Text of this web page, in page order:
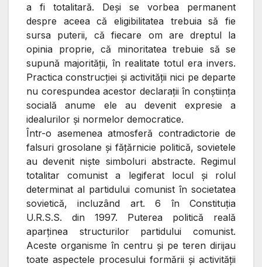
a fi totalitară. Deşi se vorbea permanent
despre aceea că eligibilitatea trebuia să fie
sursa puterii, că fiecare om are dreptul la
opinia proprie, că minoritatea trebuie să se
supună majorităţii, în realitate totul era invers.
Practica construcţiei şi activităţii nici pe departe
nu corespundea acestor declaraţii în conştiinţa
socială anume ele au devenit expresie a
idealurilor şi normelor democratice.
Într-o asemenea atmosferă contradictorie de
falsuri grosolane şi făţărnicie politică, sovietele
au devenit nişte simboluri abstracte. Regimul
totalitar comunist a legiferat locul şi rolul
determinat al partidului comunist în societatea
sovietică, incluzând art. 6 în Constituţia
U.R.S.S. din 1997. Puterea politică reală
aparţinea structurilor partidului comunist.
Aceste organisme în centru şi pe teren dirijau
toate aspectele procesului formării şi activităţii